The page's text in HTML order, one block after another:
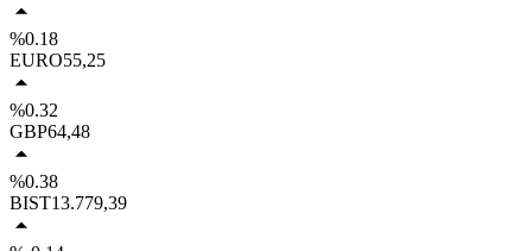
%0.18
EURO55,25
%0.32
GBP64,48
%0.38
BIST13.779,39